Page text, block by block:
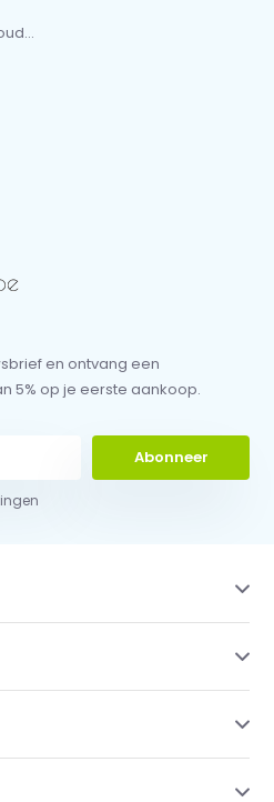
en ontvang een
5% op je eerste aankoop.
Abonneer